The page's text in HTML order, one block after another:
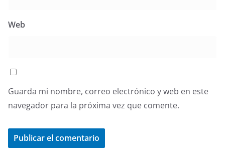
Web
Guarda mi nombre, correo electrónico y web en este
navegador para la próxima vez que comente.